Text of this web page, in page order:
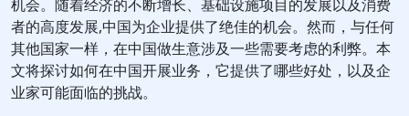
机会。随着经济的不断增长、基础设施项目的发展以及消费
者的高度发展,中国为企业提供了绝佳的机会。然而，与任何
其他国家一样，在中国做生意涉及一些需要考虑的利弊。本
文将探讨如何在中国开展业务，它提供了哪些好处，以及企
业家可能面临的挑战。